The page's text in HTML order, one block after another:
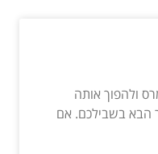
ולהפוך אותה
הבא בשבילכם. אם